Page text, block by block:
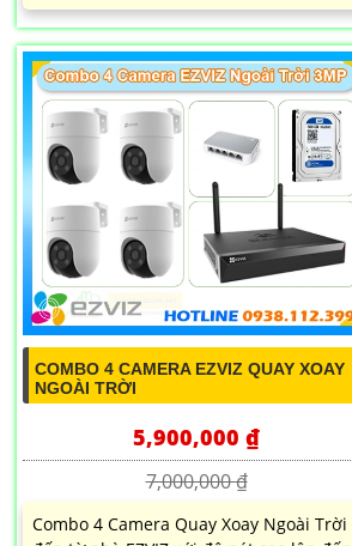
COMBO 4 CAMERA EZVIZ QUAY XOAY
NGOÀI TRỜI
5,900,000 ₫
7,000,000 ₫
Combo 4 Camera Quay Xoay Ngoài Trời